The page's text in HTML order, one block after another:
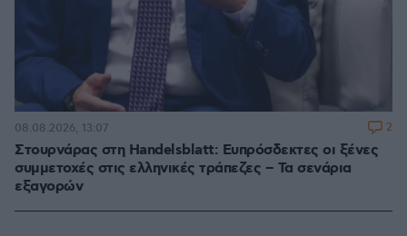
Στουρνάρας στη Handelsblatt: Ευπρόσδεκτες οι ξένες
συμμετοχές στις ελληνικές τράπεζες – Τα σενάρια
εξαγορών
08.08.2026, 13:07 2